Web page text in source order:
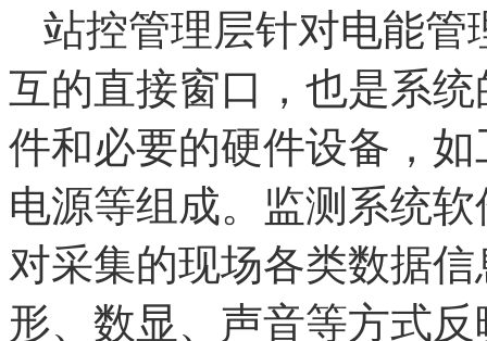
站控管理层针对电能管
互的直接窗口，也是系
件和必要的硬件设备，
电源等组成。监测系统
对采集的现场各类数据
形、数显、声音等方式